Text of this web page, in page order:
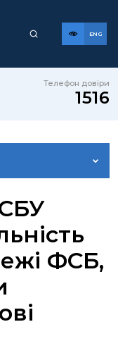
ENG
Телефон довіри
1516
ФСБ,